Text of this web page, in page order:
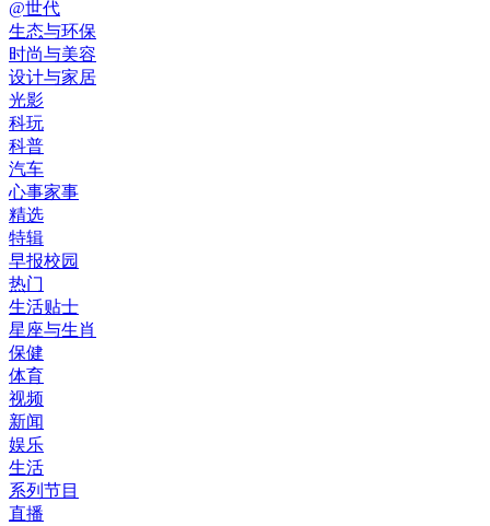
@世代
生态与环保
时尚与美容
设计与家居
光影
科玩
科普
汽车
心事家事
精选
特辑
早报校园
热门
生活贴士
星座与生肖
保健
体育
视频
新闻
娱乐
生活
系列节目
直播